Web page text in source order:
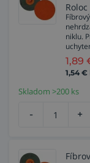
Roloc
niklu.
1,89
1,54 €
Skladom >200 ks
- +